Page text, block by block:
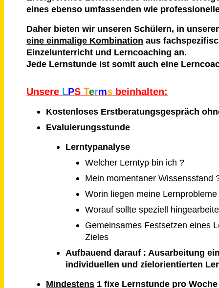
eines ebenso umfassenden wie
Daher bieten wir unseren Schülern, in
eine einmalige Kombination aus
Einzelunterricht und Lerncoaching an.
Jede Lernstunde ist somit auch eine
Unsere LPS Terms beinhalten:
Kostenloses Erstberatungsgespräch
Evaluierungsstunde
Lerntypanalyse
Welcher Lerntyp bin ich ?
Mein momentaner Wissensstand
Worin liegen meine Lernprobleme
Worauf sollte speziell
Gemeinsames Festsetzen eines
Zieles
Aufbauend darauf : Ausarbeitung
individuellen und zielorientierten
Mindestens 1 fixe Lernstunde pro Woche